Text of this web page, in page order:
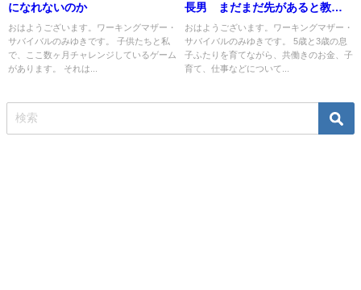
になれないのか
おはようございます。ワーキングマザー・
サバイバルのみゆきです。 子供たちと私
で、ここ数ヶ月チャレンジしているゲーム
があります。 それは...
長男 まだまだ先があると教え
てくれる次男
おはようございます。ワーキングマザー・
サバイバルのみゆきです。 5歳と3歳の息
子ふたりを育てながら、共働きのお金、子
育て、仕事などについて...